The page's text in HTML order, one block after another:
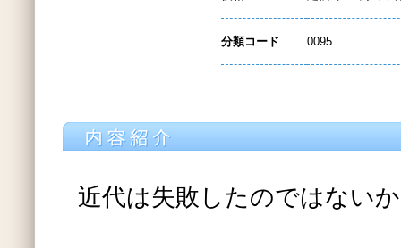
分類コード 0095
近代は失敗したのではない